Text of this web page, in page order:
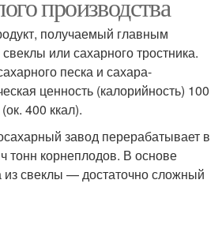
получаемый главным
или сахарного тростника.
песка и сахара-
ценность (калорийность) 100
400 ккал).
завод перерабатывает в
тонн корнеплодов. В основе
из свеклы — достаточно сложный